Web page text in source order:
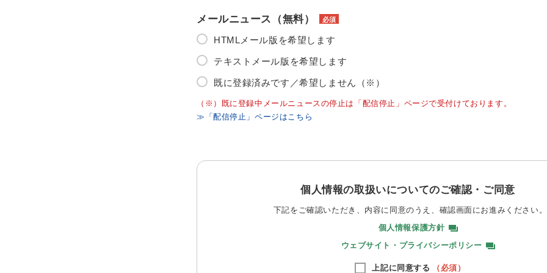
メールニュース（無料） 必須
HTMLメール版を希望します
テキストメール版を希望します
既に登録済みです／希望しません（※）
（※）既に登録中メールニュースの停止は「配信停止」ページで受付けております。
≫「配信停止」ページはこちら
個人情報の取扱いについてのご確認・ご同意
下記をご確認いただき、内容に同意のうえ、 確認画面にお進みください。
個人情報保護方針
ウェブサイト・プライバシーポリシー
上記に同意する （必須）